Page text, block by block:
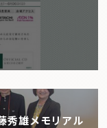
秀雄メモリアル